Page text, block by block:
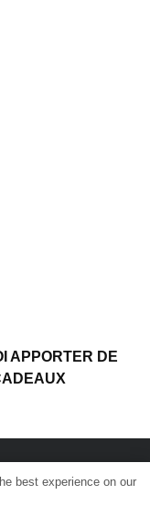
APPORTER DE
best experience on our